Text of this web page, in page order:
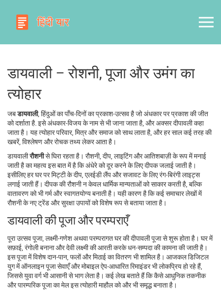
डायवाली – रोशनी, पूजा और उमंग का
त्योहार
जबडायवाली, हिंदुओं का पाँच‑दिनों का प्रकाश‑उत्सव है जो अंधकार पर प्रकाश की जीत
को दर्शाता है . इसे अंधकार‑विजय के नाम से भी जाना जाता है, और अक्सरदीपावलीकहा
जाता है। यह त्योहार परिवार, मित्र और समाज को साथ लाता है, और हर साल कई तरह की
खबरें, विश्लेषण और रोचक तथ्य लेकर आता है।
डायवालीरौशनीसे घिरा रहता है। रौशनी, दीप, लाइटिंग और आतिशबाज़ी के रूप में मनाई
जाती हैका महत्व इस बात में है कि अंधेरे को दूर करने के लिए दीपक जलाई जाती है।
इसीलिए हर घर पर मिट्टी के दीप, एलईडी लैंप और सजावट के लिए रंग‑बिरंगी लाइट्स
लगाई जाती हैं। दीपक की रौशनी न केवल धार्मिक मान्यताओं को साकार करती है, बल्कि
वातावरण को भी गर्म और स्वागतयोग्य बनाती है। यही कारण है कि कई समाचार लेखों में
रौशनी के नए ट्रेंड और सुरक्षा उपायों को विशेष रूप से बताया जाता है।
डायवाली की पूजा और परम्पराएँ
पूरा उत्सवपूजा, लक्ष्मी‑गणेश अथवा परम्परागत घर की दीपावली पूजासे शुरू होता है। घर में
सफ़ाई, रंगोली बनाना और देवी लक्ष्मी की आरती करके धन‑सम्पदा की कामना की जाती है।
इस पूजा में विशेष दान‑पान, फलों और मिठाई का वितरण भी शामिल है। आजकल डिजिटल
युग में ऑनलाइन पूजा सेवाएँ और मोबाइल ऐप‑आधारित रिमाइंडर भी लोकप्रिय हो रहे हैं,
जिससे युवा वर्ग भी आसानी से भाग लेता है। कई लेख बताते हैं कि कैसे आधुनिक तकनीक
और पारम्परिक पूजा का मेल इस त्योहारी माहौल को और भी समृद्ध बनाता है।